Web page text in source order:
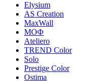
Elysium
AS Creation
MaxWall
МОФ
Ateliero
TREND Color
Solo
Prestige Color
Ostima